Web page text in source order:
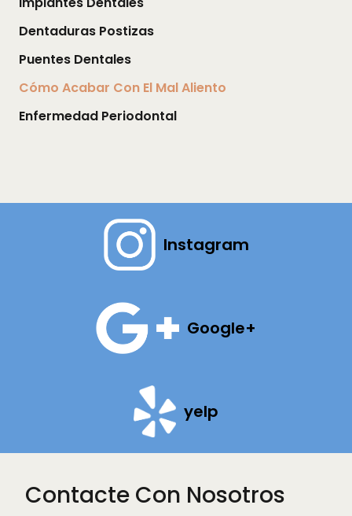
Dentaduras Postizas
Puentes Dentales
Cómo Acabar Con El Mal Aliento
Enfermedad Periodontal
Instagram
Google+
yelp
Contacte Con Nosotros